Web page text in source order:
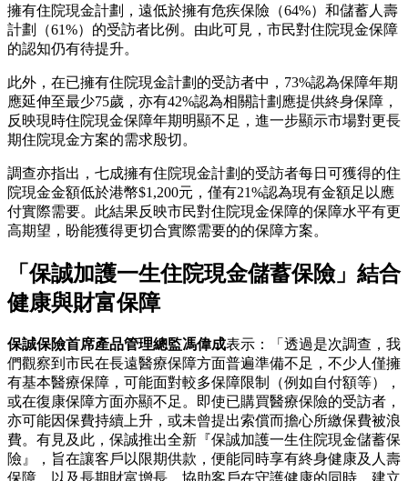
擁有住院現金計劃，遠低於擁有危疾保險（64%）和儲蓄人壽
計劃（61%）的受訪者比例。由此可見，市民對住院現金保障
的認知仍有待提升。
此外，在已擁有住院現金計劃的受訪者中，73%認為保障年期
應延伸至最少75歲，亦有42%認為相關計劃應提供終身保障，
反映現時住院現金保障年期明顯不足，進一步顯示市場對更長
期住院現金方案的需求殷切。
調查亦指出，七成擁有住院現金計劃的受訪者每日可獲得的住
院現金金額低於港幣$1,200元，僅有21%認為現有金額足以應
付實際需要。此結果反映市民對住院現金保障的保障水平有更
高期望，盼能獲得更切合實際需要的的保障方案。
「保誠加護一生住院現金儲蓄保險」結合
健康與財富保障
保誠保險首席產品管理總監馮偉成表示：「透過是次調查，我
們觀察到市民在長遠醫療保障方面普遍準備不足，不少人僅擁
有基本醫療保障，可能面對較多保障限制（例如自付額等），
或在復康保障方面亦顯不足。即使已購買醫療保險的受訪者，
亦可能因保費持續上升，或未曾提出索償而擔心所繳保費被浪
費。有見及此，保誠推出全新『保誠加護一生住院現金儲蓄保
險』，旨在讓客戶以限期供款，便能同時享有終身健康及人壽
保障，以及長期財富增長，協助客戶在守護健康的同時，建立